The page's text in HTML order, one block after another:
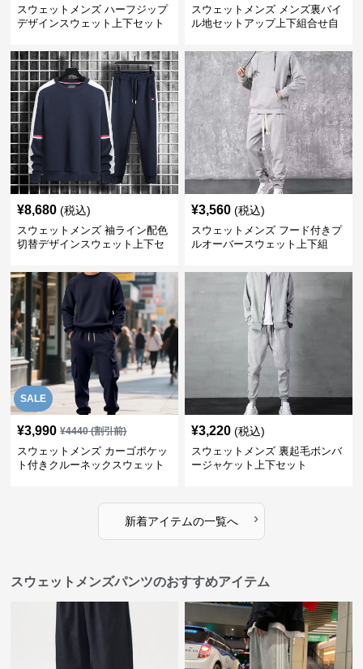
スウェットメンズ ハーフジップ
デザインスウェット上下セット
スウェットメンズ メンズ裏パイ
ル地セットアップ上下組合せ自
¥8,680 (税込)
スウェットメンズ 袖ライン配色
切替デザインスウェット上下セ
¥3,560 (税込)
スウェットメンズ フード付きプ
ルオーバースウェット上下組
SALE
¥3,990 ¥4440(割引前)
スウェットメンズ カーゴポケッ
ト付きクルーネックスウェット
¥3,220 (税込)
スウェットメンズ 裏起毛ボンバ
ージャケット上下セット
新着アイテムの一覧へ ›
スウェットメンズパンツのおすすめアイテム